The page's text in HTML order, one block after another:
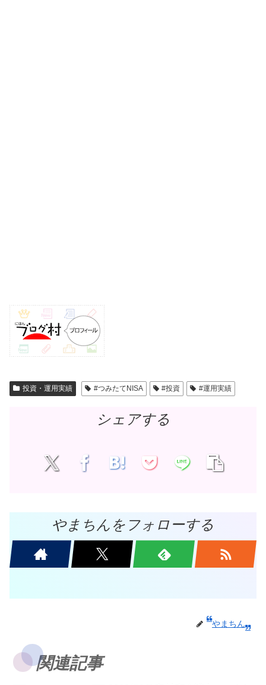
投資・運用実績 #つみたてNISA #投資 #運用実績
シェアする
やまちんをフォローする
やまちん
関連記事